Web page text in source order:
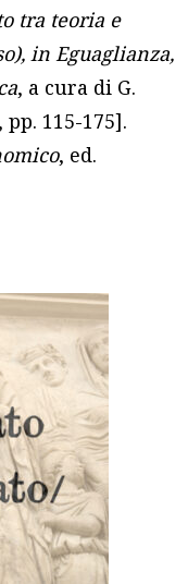
tra teoria e
in Eguaglianza,
, a cura di G.
115-175].
, ed.